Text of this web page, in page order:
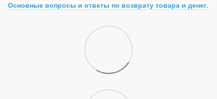
Основные вопросы и ответы по возврату товара и денег.